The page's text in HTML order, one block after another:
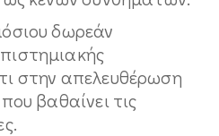
δωρεάν
στην απελευθέρωση
βαθαίνει τις